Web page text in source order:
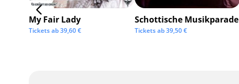
My Fair Lady
Tickets ab39,60€
Schottische Musikparade
Tickets ab39,50€